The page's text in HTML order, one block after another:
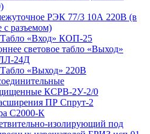
РЭК 77/3 10А 220В (в
с разъемом)
Табло «Вход» КОП-25
световое табло «Выход»
24Д
«Выход» 220В
КСРВ-2У-2/0
ПР Спрут-2
С2000-К
изолирующий под